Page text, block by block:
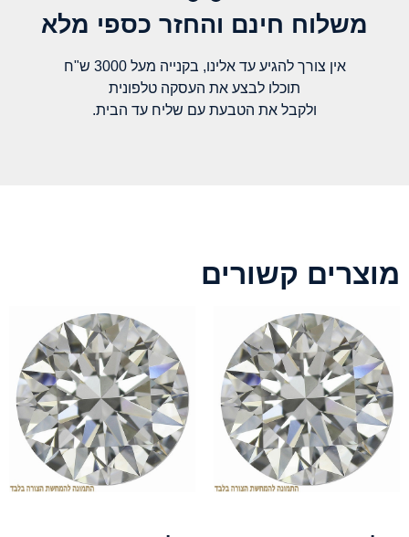
משלוח חינם והחזר כספי מלא​
אין צורך להגיע עד אלינו, בקנייה מעל 3000 ש"ח
תוכלו לבצע את העסקה טלפונית
ולקבל את הטבעת עם שליח עד הבית.
מוצרים קשורים